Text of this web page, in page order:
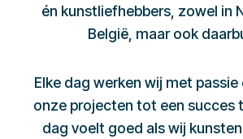
én kunstliefhebbers, zowel in
België, maar ook
Elke dag werken wij met passie
onze projecten tot een succes
dag voelt goed als wij